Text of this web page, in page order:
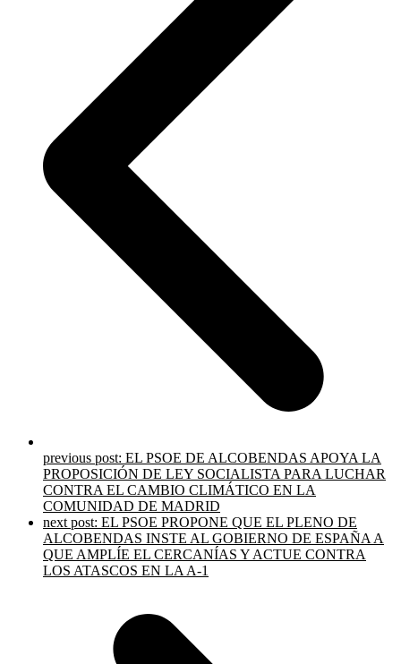
previous post: EL PSOE DE ALCOBENDAS APOYA LA
PROPOSICIÓN DE LEY SOCIALISTA PARA LUCHAR
CONTRA EL CAMBIO CLIMÁTICO EN LA
COMUNIDAD DE MADRID
next post: EL PSOE PROPONE QUE EL PLENO DE
ALCOBENDAS INSTE AL GOBIERNO DE ESPAÑA A
QUE AMPLÍE EL CERCANÍAS Y ACTUE CONTRA
LOS ATASCOS EN LA A-1